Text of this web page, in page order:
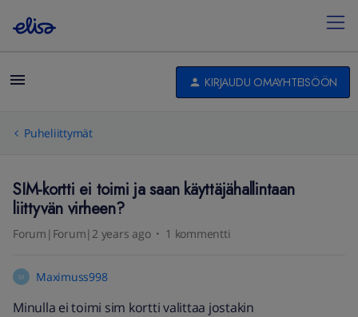
KIRJAUDU OMAYHTEISÖÖN
Puheliittymät
SIM-kortti ei toimi ja saan käyttäjähallintaan
liittyvän virheen?
Forum|Forum|2 years ago 1 kommentti
M Maximuss998
Minulla ei toimi sim kortti valittaa jostakin